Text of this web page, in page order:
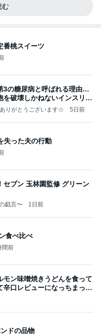
む
番桃スイーツ
3の糖尿病と呼ばれる理由…
を破壊しかねないインスリン
りがとうございます☆ 5日前
失った夫の行動
セブン 玉林園監修 グリーン
戯言〜 1日前
食べ比べ
間前
モン味噌焼きうどんを食って
辛口レビューになっちまった
ドの品物